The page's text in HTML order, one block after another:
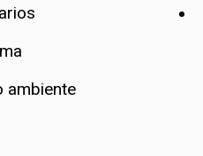
ambiente